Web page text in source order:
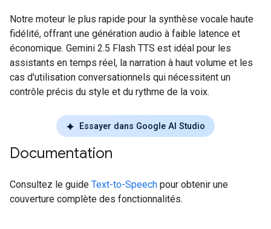
Notre moteur le plus rapide pour la synthèse vocale haute
fidélité, offrant une génération audio à faible latence et
économique. Gemini 2.5 Flash TTS est idéal pour les
assistants en temps réel, la narration à haut volume et les
cas d'utilisation conversationnels qui nécessitent un
contrôle précis du style et du rythme de la voix.
Essayer dans Google AI Studio
Documentation
Consultez le guide Text-to-Speech pour obtenir une
couverture complète des fonctionnalités.